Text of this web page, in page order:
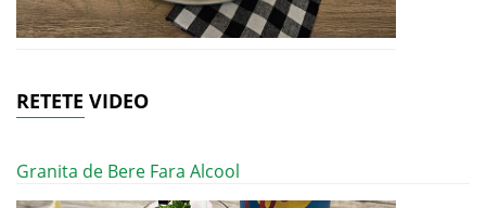
RETETE VIDEO
Granita de Bere Fara Alcool